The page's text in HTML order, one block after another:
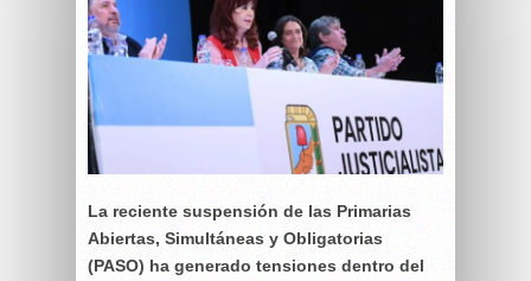
La reciente suspensión de las Primarias
Abiertas, Simultáneas y Obligatorias
(PASO) ha generado tensiones dentro del